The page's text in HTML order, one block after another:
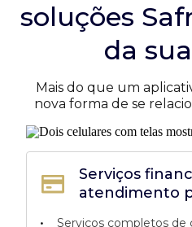
soluções
da
Mais do que um
nova forma de se
Serviços
atendimento
•
Serviços completos de